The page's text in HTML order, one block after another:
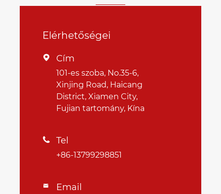
Elérhetőségei
 Cím
101-es szoba, No.35-6,
Xinjing Road, Haicang
District, Xiamen City,
Fujian tartomány, Kína
 Tel
+86-13799298851
 Email